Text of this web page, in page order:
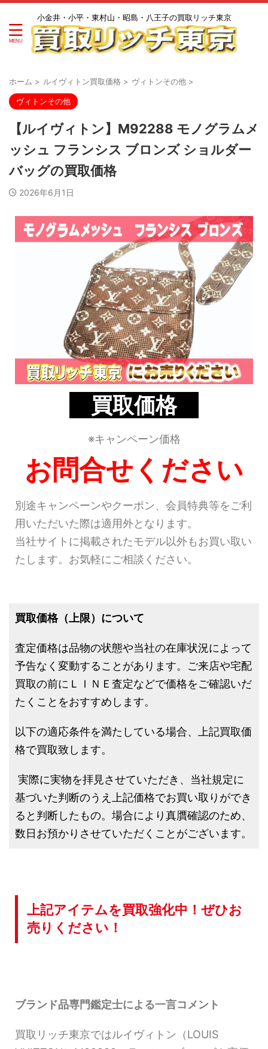
小金井・小平・東村山・昭島・八王子の買取リッチ東京
ホーム > ルイヴィトン買取価格 > ヴィトンその他 >
ヴィトンその他
【ルイヴィトン】M92288 モノグラムメ
ッシュ フランシス ブロンズ ショルダー
バッグの買取価格
2026年6月1日
買取価格
※キャンペーン価格
お問合せください
別途キャンペーンやクーポン、会員特典等をご利
用いただいた際は適用外となります。
当社サイトに掲載されたモデル以外もお買い取い
たします。お気軽にご相談ください。
買取価格（上限）について
査定価格は品物の状態や当社の在庫状況によって
予告なく変動することがあります。ご来店や宅配
買取の前にＬＩＮＥ査定などで価格をご確認いだ
たくことをおすすめします。
以下の適応条件を満たしている場合、上記買取価
格で買取致します。
実際に実物を拝見させていただき、当社規定に
基づいた判断のうえ上記価格でお買い取りができ
ると判断したもの。場合により真贋確認のため、
数日お預かりさせていただくことがございます。
上記アイテムを買取強化中！ぜひお
売りください！
ブランド品専門鑑定士による一言コメント
買取リッチ東京ではルイヴィトン（LOUIS